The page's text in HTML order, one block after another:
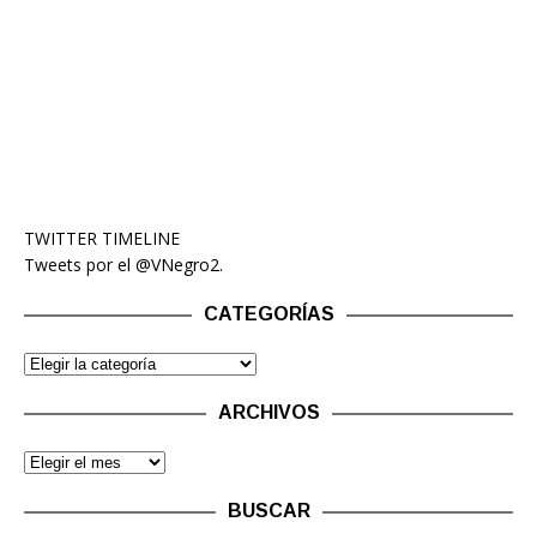
TWITTER TIMELINE
Tweets por el @VNegro2.
CATEGORÍAS
ARCHIVOS
BUSCAR